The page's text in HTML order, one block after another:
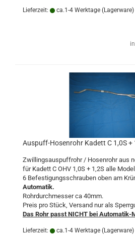
Lieferzeit: ca.1-4 Werktage (Lagerware)
Auspuff-Hosenrohr Kadett C 1,0S +
Zwillingsauspuffrohr / Hosenrohr aus
für Kadett C OHV 1,0S + 1,2S alle
6 Befestigungsschrauben oben am
Automatik.
Rohrdurchmesser ca 40mm.
Preis pro Stück, Versand nur als
Das Rohr passt NICHT bei Automatik-
Lieferzeit: ca.1-4 Werktage (Lagerware)